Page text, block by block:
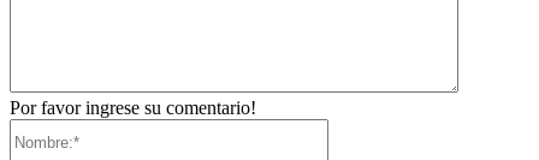
Por favor ingrese su comentario!